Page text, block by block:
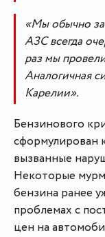
«Мы обычно
АЗС всегда
раз мы
Аналогичная
Карелии».
Бензинового
сформулирован
вызванные
Некоторые
бензина ранее
проблемах с
цен на